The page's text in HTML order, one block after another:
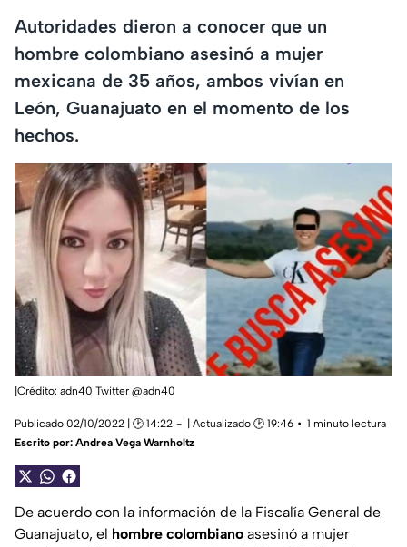
Autoridades dieron a conocer que un
hombre colombiano asesinó a mujer
mexicana de 35 años, ambos vivían en
León, Guanajuato en el momento de los
hechos.
|Crédito: adn40 Twitter @adn40
Publicado 02/10/2022 | 🕑 14:22 | Actualizado 🕑 19:46
1 minuto lectura
Escrito por: Andrea Vega Warnholtz
De acuerdo con la información de la Fiscalía General de
Guanajuato, el hombre colombiano asesinó a mujer